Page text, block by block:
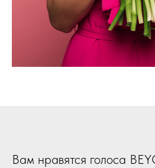
Вам нравятся голоса